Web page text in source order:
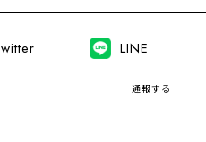
LINE
通報する